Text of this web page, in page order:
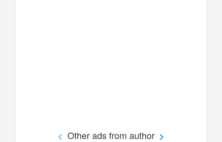
Other ads from author